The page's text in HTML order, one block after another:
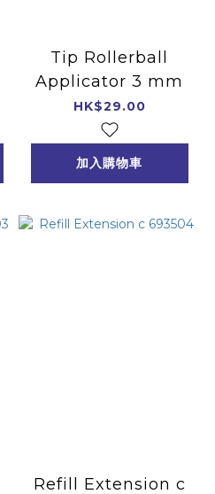
Tip Rollerball
Applicator 3 mm
HK$29.00
加入購物車
Refill Extension c